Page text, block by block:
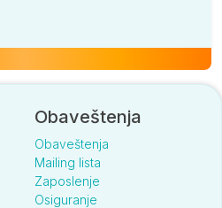
Obaveštenja
Obaveštenja
Mailing lista
Zaposlenje
Osiguranje